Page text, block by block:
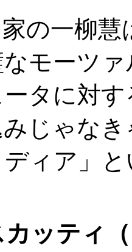
の一柳
モーツ
ータに対
じゃな
ディア」
ッティ